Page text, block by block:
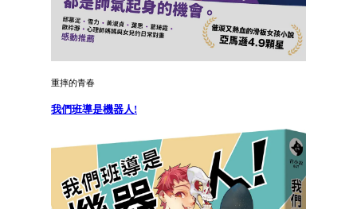
重摔的青春
我們班導是機器人!